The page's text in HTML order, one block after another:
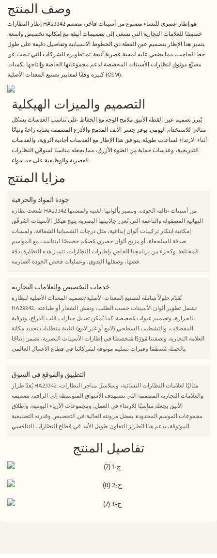
وصف المنتج
إطار النظارات HA23342 هو إطار عصري للنساء مصنوع من أسيتات فاخر، مصمم
خصيصًا للعلامات التجارية التي تسعى إلى تصميمات أنيقة مع إمكانية تخصيص واسعة.
يتميز هذا الإطار بتصميم عين القطة ذي الخطوط الانسيابية وتفاصيل دقيقة على طول
خط الحاجب، مما يضفي عليه لمسة عصرية أنيقة. تم تطويره للشركات التي تبحث عن
مصنّع موثوق لنظارات الأسيتات المخصصة لدعم مجموعاتها الخاصة وإنتاجها بكميات
كبيرة وفقًا لمعايير تصنيع المعدات الأصلية (OEM).
التصميم والميزات الهيكلية
يُبرز تصميم عين القطة الأنيق ملامح الوجه مع الحفاظ على تناسب العدسات بشكل
مثالي للاستخدام اليومي. يوفر جسر الأنف المدمج والأذرع المصممة بعناية راحةً وثباتًا
أثناء الارتداء لساعات طويلة. يتوافق هذا الإطار مع العدسات أحادية الرؤية، والعدسات
التدريجية، وعدسات حماية من الضوء الأزرق، مما يجعله مناسبًا لسوقي النظارات
العصرية والوظيفية على حد سواء.
مزايا المنتج
جودة المواد والحرفية
صُنعت نظارة HA23342 من أسيتات عالية الجودة، وتتميز بألوانها الغنية ولمستها
النهائية المصقولة والناعمة التي تُعزز جاذبيتها البصرية. يتيح هيكل الأسيتات المُرقّق
إمكانية ابتكار تركيبات ألوان إبداعية، مثل درجات الشمبانيا الشفافة، ولمسات
صدفة السلحفاة، أو مزيج ألوان حصري مُصمّم خصيصًا ليتناسب مع المواسم
المختلفة. وكجزء من برنامجنا الخاص بإطارات النظارات، تتميز هذه النظارة بدقة
قصها، وصقلها اليدوي، وعمليات فحص الجودة الصارمة.
خدمات التخصيص والعلامات التجارية
نُقدّم حلولاً شاملة لتصنيع المعدات الأصلية/تصميم المعدات الأصلية لنظارة
HA23342، تشمل تطوير ألوان الأسيتات حسب الطلب، ونقش الشعار أو طباعته
بالحرارة، وتصميم عبوات مُخصصة. كما يُمكن تعديل خيارات قلب الذراع، وترقية
المفصلات، والتشطيب السطحي (لامع أو غير لامع) لتلبية متطلبات تحديد مكانة
العلامة التجارية. وبصفتنا مُورّدًا مُتخصصًا في إطارات الأسيتات البصرية، نضمن إنتاجًا
بالجملة مُنتظمًا وفترات تسليم موثوقة لشركائنا في قطاع الأعمال العالمي.
التطبيق والموقع في السوق
يُعدّ طراز HA23342 مثاليًا لعلامات النظارات النسائية، وسلاسل متاجر النظارات،
والعلامات التجارية المصممة التي تستهدف الأسواق المتوسطة إلى الراقية. تصميمه
الأنيق يجعله مناسبًا للارتداء في العمل، ومجموعات الأزياء اليومية، وإطلاق
مجموعات الموسم المحدودة. بفضل مرونته العالية في التخصيص وقدرته التصنيعية
الموثوقة، يدعم هذا الطراز التعاون طويل الأمد في قطاع النظارات التنافسي.
تفاصيل المنتج